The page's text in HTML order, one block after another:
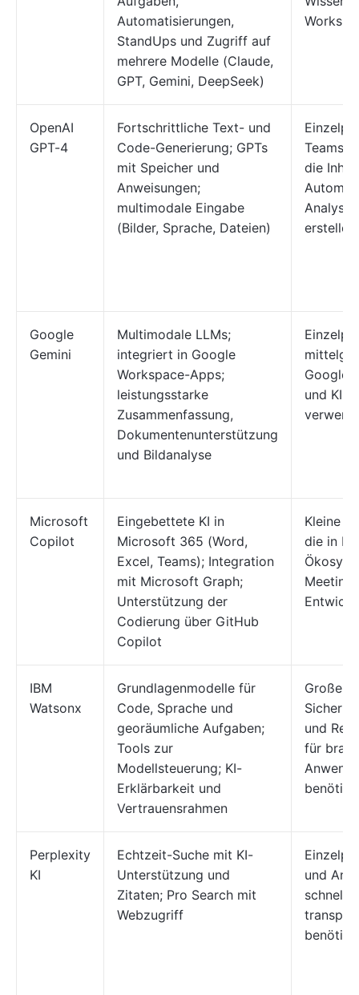
Automatisierungen,
StandUps und Zugriff auf
mehrere Modelle (Claude,
GPT, Gemini, DeepSeek)
OpenAI
GPT-4
Fortschrittliche Text- und
Code-Generierung; GPTs
mit Speicher und
Anweisungen;
multimodale Eingabe
(Bilder, Sprache, Dateien)
Teams
die
erstellen
Google
Gemini
Multimodale LLMs;
integriert in Google
Workspace-Apps;
leistungsstarke
Zusammenfassung,
Dokumentenunterstützung
und Bildanalyse
Google
und KI-
Microsoft
Copilot
Eingebettete KI in
Microsoft 365 (Word,
Excel, Teams); Integration
mit Microsoft Graph;
Unterstützung der
Codierung über GitHub
Copilot
Kleine
die in
IBM
Watsonx
Grundlagenmodelle für
Code, Sprache und
georäumliche Aufgaben;
Tools zur
Modellsteuerung; KI-
Erklärbarkeit und
Vertrauensrahmen
Große
und
für
Perplexity
KI
Echtzeit-Suche mit KI-
Unterstützung und
Zitaten; Pro Search mit
Webzugriff
und
schnell